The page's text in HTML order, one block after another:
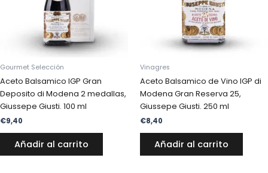
Gourmet Selección
Aceto Balsamico IGP Gran
Deposito di Modena 2 medallas,
Giussepe Giusti. 100 ml
€9,40
Añadir al carrito
Vinagres
Aceto Balsamico de Vino IGP di
Modena Gran Reserva 25,
Giussepe Giusti. 250 ml
€8,40
Añadir al carrito